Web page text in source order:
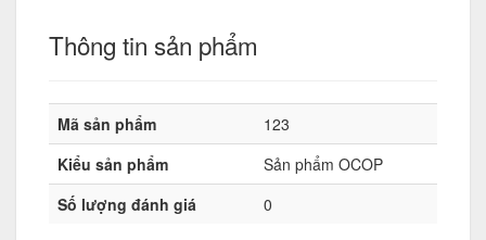
Thông tin sản phẩm
Mã sản phẩm
123
Kiểu sản phẩm
Sản phẩm OCOP
Số lượng đánh giá
0